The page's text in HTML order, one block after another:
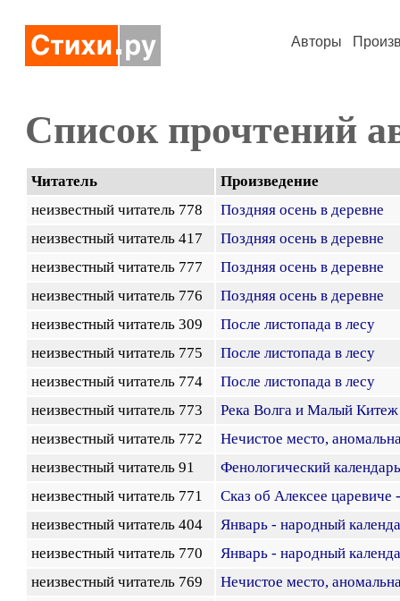
Авторы
Список прочтений
Читатель
Произведение
неизвестный читатель 778
Поздняя осень в деревне
неизвестный читатель 417
Поздняя осень в деревне
неизвестный читатель 777
Поздняя осень в деревне
неизвестный читатель 776
Поздняя осень в деревне
неизвестный читатель 309
После листопада в лесу
неизвестный читатель 775
После листопада в лесу
неизвестный читатель 774
После листопада в лесу
неизвестный читатель 773
Река Волга и Малый Китеж
неизвестный читатель 772
Нечистое место,
неизвестный читатель 91
Фенологический
неизвестный читатель 771
Сказ об Алексее царевиче
неизвестный читатель 404
Январь - народный
неизвестный читатель 770
Январь - народный
неизвестный читатель 769
Нечистое место,